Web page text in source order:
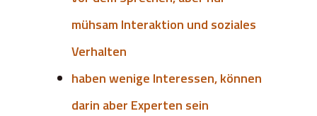
mühsam Interaktion und soziales
Verhalten
haben wenige Interessen, können
darin aber Experten sein